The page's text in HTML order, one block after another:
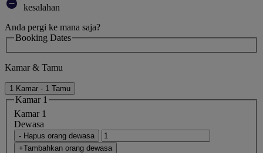
kesalahan
Anda pergi ke mana saja?
Booking Dates
Kamar & Tamu
1 Kamar - 1 Tamu
Kamar 1
Kamar 1
Dewasa
- Hapus orang dewasa
+Tambahkan orang dewasa